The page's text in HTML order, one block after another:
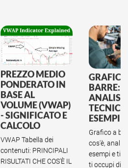
PREZZO MEDIO
PONDERATO IN
BASE AL
VOLUME (VWAP)
- SIGNIFICATO E
CALCOLO
VWAP Tabella dei
contenuti: PRINCIPALI
RISULTATI CHE COS'È IL
BARRE:
ANALISI
ESEMPI
Grafico a
cos'è,
esempi e
ti occupi di